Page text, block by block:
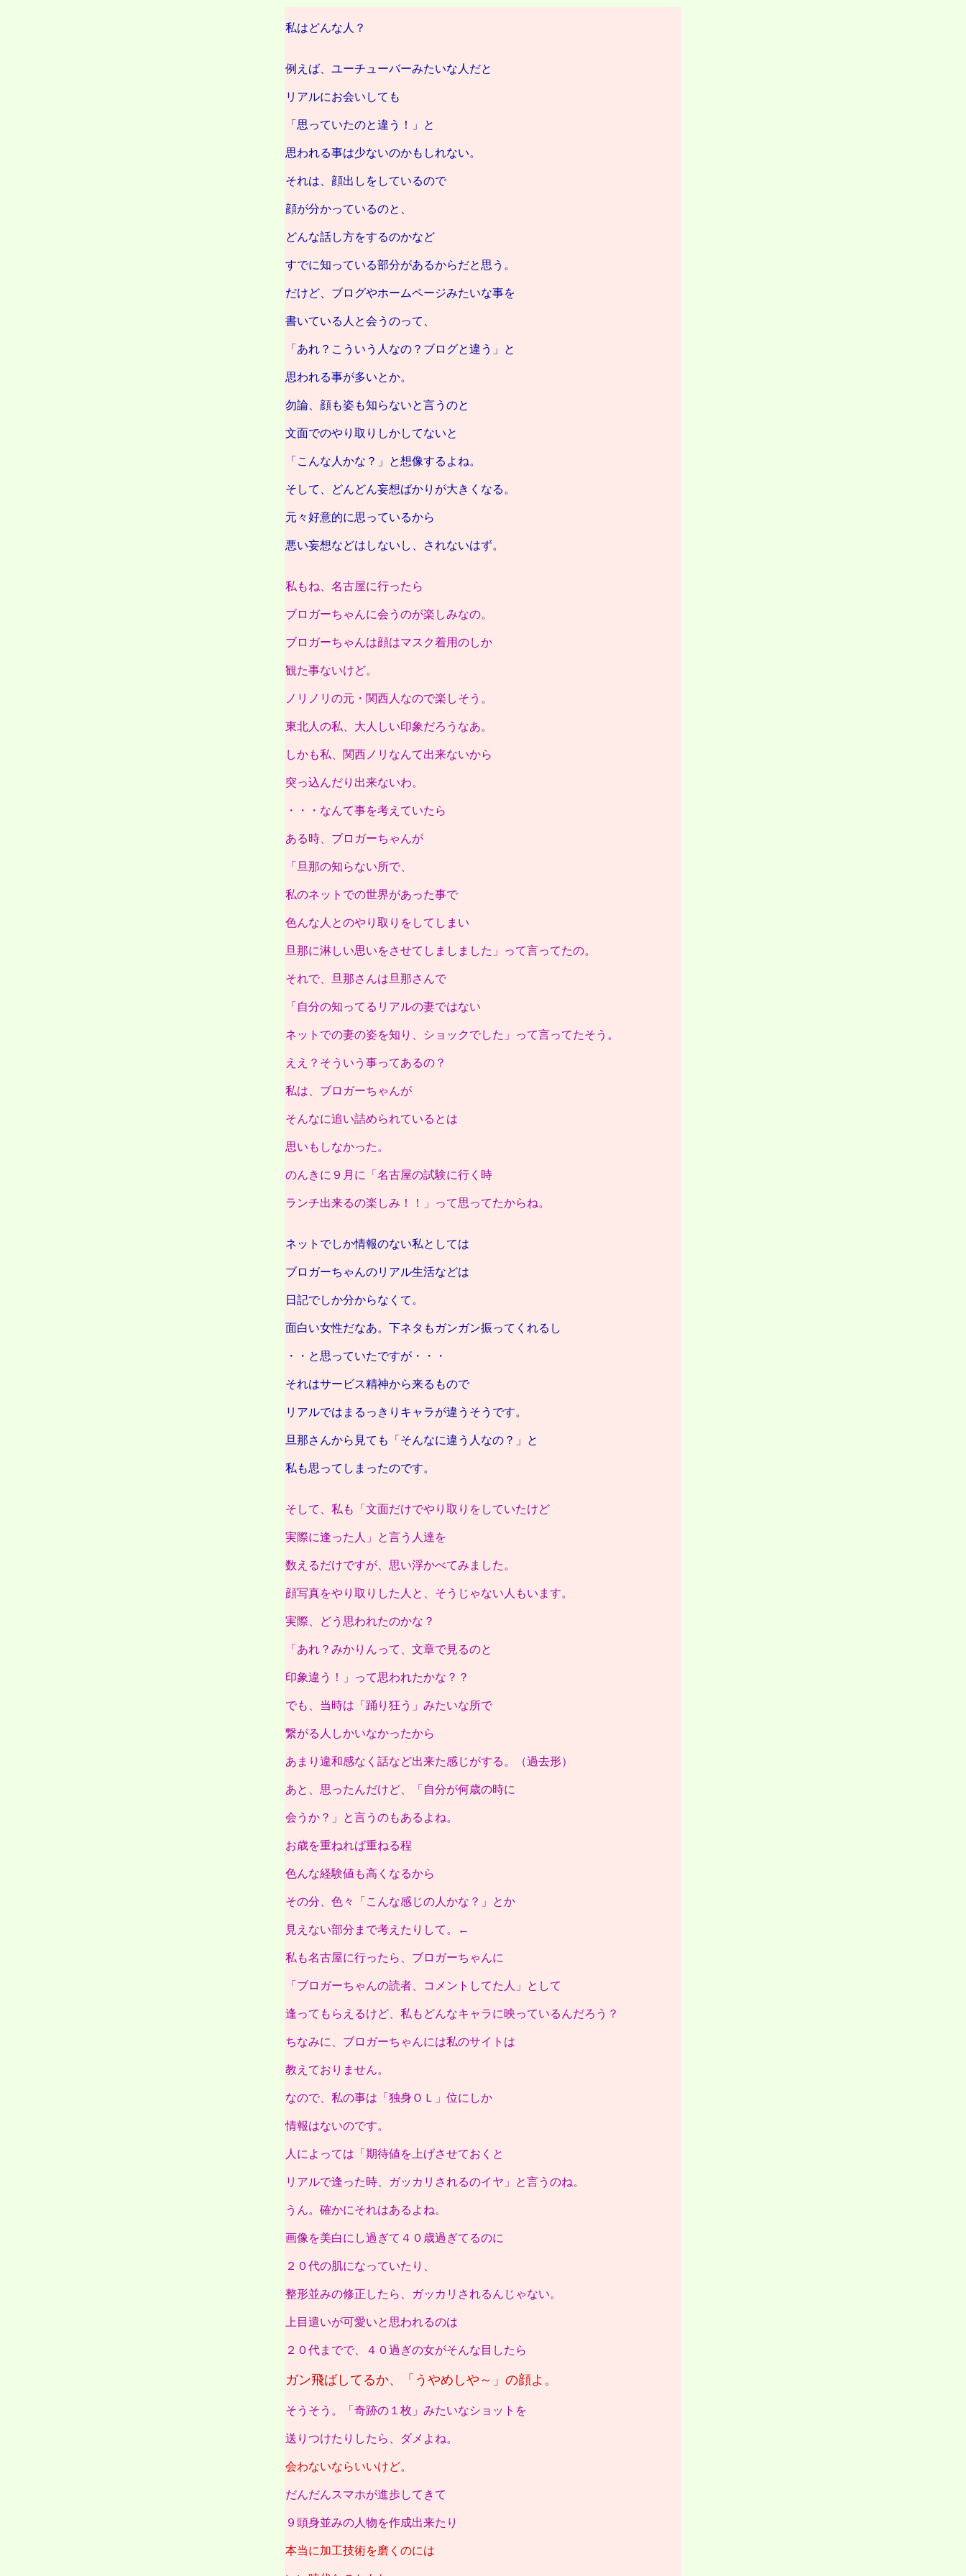
私はどんな人？
例えば、ユーチューバーみたいな人だと
リアルにお会いしても
「思っていたのと違う！」と
思われる事は少ないのかもしれない。
それは、顔出しをしているので
顔が分かっているのと、
どんな話し方をするのかなど
すでに知っている部分があるからだと思う。
だけど、ブログやホームページみたいな事を
書いている人と会うのって、
「あれ？こういう人なの？ブログと違う」と
思われる事が多いとか。
勿論、顔も姿も知らないと言うのと
文面でのやり取りしかしてないと
「こんな人かな？」と想像するよね。
そして、どんどん妄想ばかりが大きくなる。
元々好意的に思っているから
悪い妄想などはしないし、されないはず。
私もね、名古屋に行ったら
ブロガーちゃんに会うのが楽しみなの。
ブロガーちゃんは顔はマスク着用のしか
観た事ないけど。
ノリノリの元・関西人なので楽しそう。
東北人の私、大人しい印象だろうなあ。
しかも私、関西ノリなんて出来ないから
突っ込んだり出来ないわ。
・・・なんて事を考えていたら
ある時、ブロガーちゃんが
「旦那の知らない所で、
私のネットでの世界があった事で
色んな人とのやり取りをしてしまい
旦那に淋しい思いをさせてしましました」って言ってたの。
それで、旦那さんは旦那さんで
「自分の知ってるリアルの妻ではない
ネットでの妻の姿を知り、ショックでした」って言ってたそう。
ええ？そういう事ってあるの？
私は、ブロガーちゃんが
そんなに追い詰められているとは
思いもしなかった。
のんきに９月に「名古屋の試験に行く時
ランチ出来るの楽しみ！！」って思ってたからね。
ネットでしか情報のない私としては
ブロガーちゃんのリアル生活などは
日記でしか分からなくて。
面白い女性だなあ。下ネタもガンガン振ってくれるし
・・と思っていたですが・・・
それはサービス精神から来るもので
リアルではまるっきりキャラが違うそうです。
旦那さんから見ても「そんなに違う人なの？」と
私も思ってしまったのです。
そして、私も「文面だけでやり取りをしていたけど
実際に逢った人」と言う人達を
数えるだけですが、思い浮かべてみました。
顔写真をやり取りした人と、そうじゃない人もいます。
実際、どう思われたのかな？
「あれ？みかりんって、文章で見るのと
印象違う！」って思われたかな？？
でも、当時は「踊り狂う」みたいな所で
繋がる人しかいなかったから
あまり違和感なく話など出来た感じがする。（過去形）
あと、思ったんだけど、「自分が何歳の時に
会うか？」と言うのもあるよね。
お歳を重ねれば重ねる程
色んな経験値も高くなるから
その分、色々「こんな感じの人かな？」とか
見えない部分まで考えたりして。←
私も名古屋に行ったら、ブロガーちゃんに
「ブロガーちゃんの読者、コメントしてた人」として
逢ってもらえるけど、私もどんなキャラに映っているんだろう？
ちなみに、ブロガーちゃんには私のサイトは
教えておりません。
なので、私の事は「独身ＯＬ」位にしか
情報はないのです。
人によっては「期待値を上げさせておくと
リアルで逢った時、ガッカリされるのイヤ」と言うのね。
うん。確かにそれはあるよね。
画像を美白にし過ぎて４０歳過ぎてるのに
２０代の肌になっていたり、
整形並みの修正したら、ガッカリされるんじゃない。
上目遣いが可愛いと思われるのは
２０代までで、４０過ぎの女がそんな目したら
ガン飛ばしてるか、「うやめしや～」の顔よ。
そうそう。「奇跡の１枚」みたいなショットを
送りつけたりしたら、ダメよね。
会わないならいいけど。
だんだんスマホが進歩してきて
９頭身並みの人物を作成出来たり
本当に加工技術を磨くのには